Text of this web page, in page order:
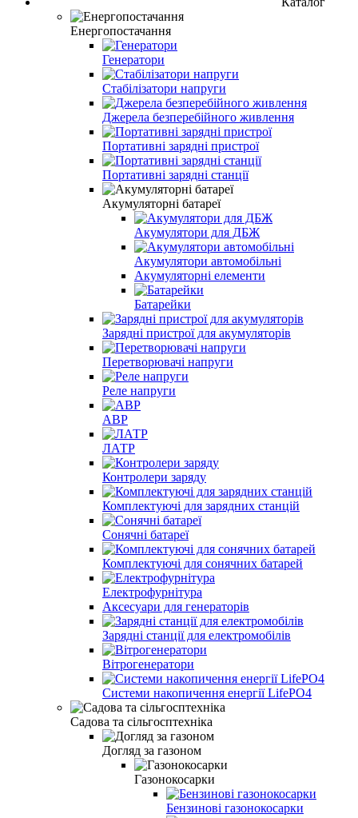
Енергопостачання
Генератори
Стабілізатори напруги
Джерела безперебійного живлення
Портативні зарядні пристрої
Портативні зарядні станції
Акумуляторні батареї
Акумулятори для ДБЖ
Акумулятори автомобільні
Акумуляторні елементи
Батарейки
Зарядні пристрої для акумуляторів
Перетворювачі напруги
Реле напруги
АВР
ЛАТР
Контролери заряду
Комплектуючі для зарядних станцій
Сонячні батареї
Комплектуючі для сонячних батарей
Електрофурнітура
Аксесуари для генераторів
Зарядні станції для електромобілів
Вітрогенератори
Системи накопичення енергії LifePO4
Садова та сільгосптехніка
Догляд за газоном
Газонокосарки
Бензинові газонокосарки